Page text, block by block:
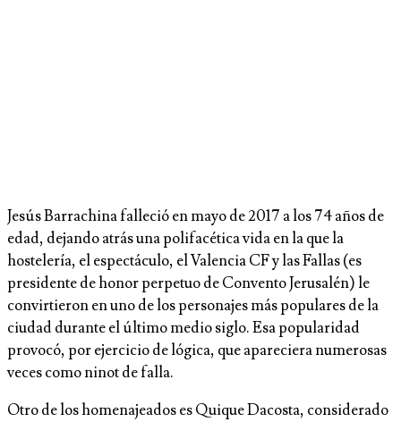
Jesús Barrachina falleció en mayo de 2017 a los 74 años de
edad, dejando atrás una polifacética vida en la que la
hostelería, el espectáculo, el Valencia CF y las Fallas (es
presidente de honor perpetuo de Convento Jerusalén) le
convirtieron en uno de los personajes más populares de la
ciudad durante el último medio siglo. Esa popularidad
provocó, por ejercicio de lógica, que apareciera numerosas
veces como ninot de falla.
Otro de los homenajeados es Quique Dacosta, considerado